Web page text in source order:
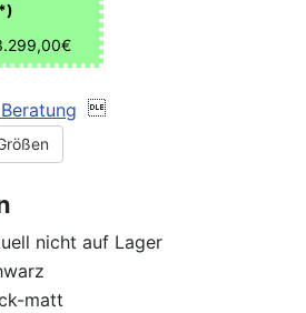

nicht auf Lager
matt